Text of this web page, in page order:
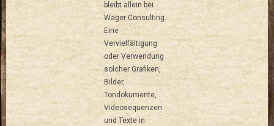
bleibt allein bei
Wager Consulting.
Eine
Vervielfältigung
oder Verwendung
solcher Grafiken,
Bilder,
Tondokumente,
Videosequenzen
und Texte in